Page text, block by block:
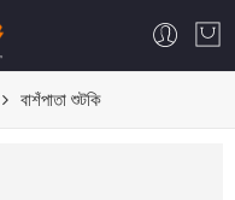
বাশঁপাতা শুটকি